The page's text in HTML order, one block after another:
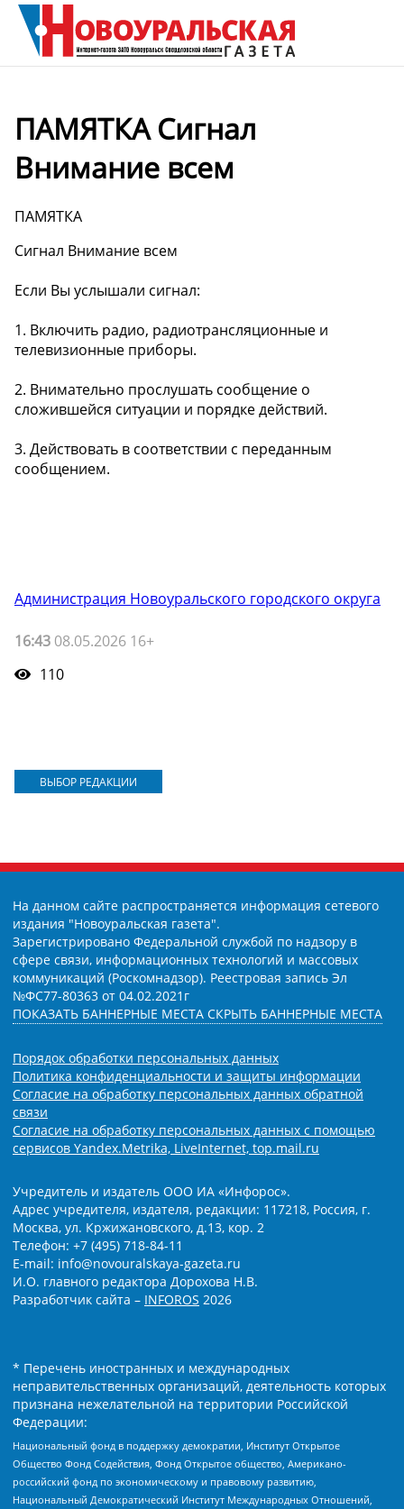
ПАМЯТКА Сигнал
Внимание всем
ПАМЯТКА
Сигнал Внимание всем
Если Вы услышали сигнал:
1. Включить радио, радиотрансляционные и
телевизионные приборы.
2. Внимательно прослушать сообщение о
сложившейся ситуации и порядке действий.
3. Действовать в соответствии с переданным
сообщением.
Администрация Новоуральского городского округа
16:43 08.05.2026 16+
110
ВЫБОР РЕДАКЦИИ
На данном сайте распространяется информация сетевого
издания "Новоуральская газета".
Зарегистрировано Федеральной службой по надзору в
сфере связи, информационных технологий и массовых
коммуникаций (Роскомнадзор). Реестровая запись Эл
№ФС77-80363 от 04.02.2021г
ПОКАЗАТЬ БАННЕРНЫЕ МЕСТА СКРЫТЬ БАННЕРНЫЕ МЕСТА
Порядок обработки персональных данных
Политика конфиденциальности и защиты информации
Согласие на обработку персональных данных обратной
связи
Согласие на обработку персональных данных с помощью
сервисов Yandex.Metrika, LiveInternet, top.mail.ru
Учредитель и издатель ООО ИА «Инфорос».
Адрес учредителя, издателя, редакции: 117218, Россия, г.
Москва, ул. Кржижановского, д.13, кор. 2
Телефон: +7 (495) 718-84-11
E-mail: info@novouralskaya-gazeta.ru
И.О. главного редактора Дорохова Н.В.
Разработчик сайта – INFOROS 2026
* Перечень иностранных и международных
неправительственных организаций, деятельность которых
признана нежелательной на территории Российской
Федерации:
Национальный фонд в поддержку демократии, Институт Открытое
Общество Фонд Содействия, Фонд Открытое общество, Американо-
российский фонд по экономическому и правовому развитию,
Национальный Демократический Институт Международных Отношений,